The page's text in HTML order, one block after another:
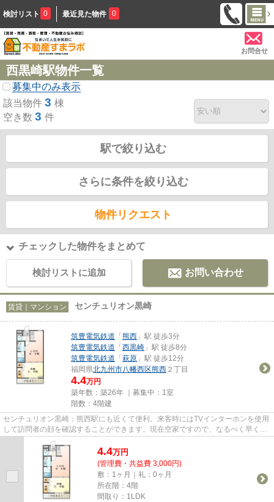
検討リスト 0 最近見た物件 0
お問合せ
西黒崎駅物件一覧
募集中のみ表示
該当物件 3 棟
空き数 3 件
駅で絞り込む
さらに条件を絞り込む
物件リクエスト
チェックした物件をまとめて
検討リストに追加 お問い合わせ
賃貸｜マンション センチュリオン黒崎
筑豊電気鉄道 「 熊西 」駅 徒歩3分
筑豊電気鉄道 「 西黒崎 」駅 徒歩8分
筑豊電気鉄道 「 萩原 」駅 徒歩12分
福岡県北九州市八幡西区熊西 ２丁目
4.4万円
築年数：築26年 ｜募集中： 1室
階数：4階建
センチュリオン黒崎：熊西駅にも近くて便利。来客時にはTVインターホンを使用
して訪問者の顔を確認することができます。現在空家ですので、なるべく早くお
部屋が見たいという方にもお...
4.4万円
(管理費・共益費 3,000円)
敷：1ヶ月｜礼：0ヶ月
所在階：4階
間取り：1LDK